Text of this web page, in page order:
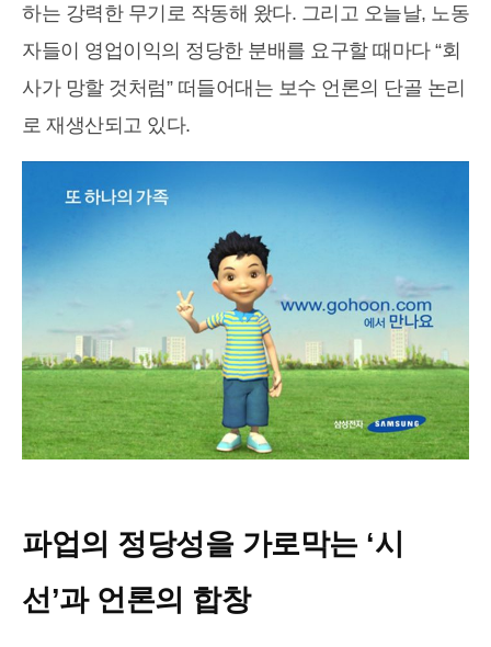
하는 강력한 무기로 작동해 왔다. 그리고 오늘날, 노동
자들이 영업이익의 정당한 분배를 요구할 때마다 “회
사가 망할 것처럼” 떠들어대는 보수 언론의 단골 논리
로 재생산되고 있다.
파업의 정당성을 가로막는 ‘시
선’과 언론의 합창